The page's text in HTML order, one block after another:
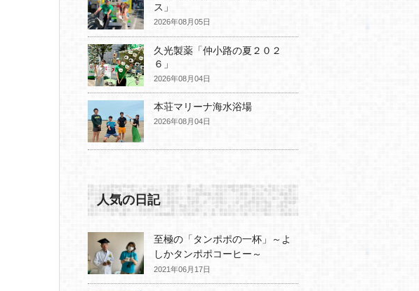
ス」
2026年08月05日
久光製薬「仲小路の夏２０２
６」
2026年08月04日
本荘マリーナ海水浴場
2026年08月04日
人気の日記
至極の「タンポポの一杯」～よ
しかタンポポコーヒー～
2021年06月17日